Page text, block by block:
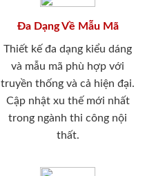
Đa Dạng Về Mẫu Mã
Thiết kế đa dạng kiểu dáng
và mẫu mã phù hợp với
truyền thống và cả hiện đại.
Cập nhật xu thế mới nhất
trong ngành thi công nội
thất.